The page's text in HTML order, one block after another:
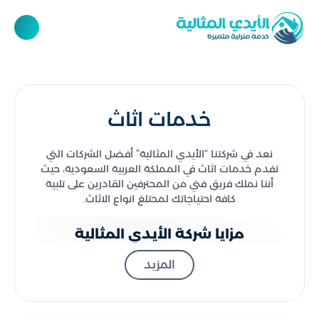
خدمات اثاث
نعد في شركتنا “الأيدي المثالية” أفضل الشركات التي
تفدم خدمات اثاث في المملكة العربية السعودية، حيث
أننا نملك فريق فني من المحترفين القادرين على تلبية
كافة احتياجاتك لمحتلغ انواع الاثاث.
مزايا شركة الأيدي المثالية
لتقديم خدمات الاثاث
الأمثل لك لتقديم خدمات الاثاث بالمملكة العربية
المزيد